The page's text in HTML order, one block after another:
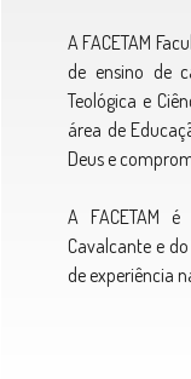
A FACETAM
de ensino de
Teológica e
área de
Deus e
A FACETAM
Cavalcante e
de experiência